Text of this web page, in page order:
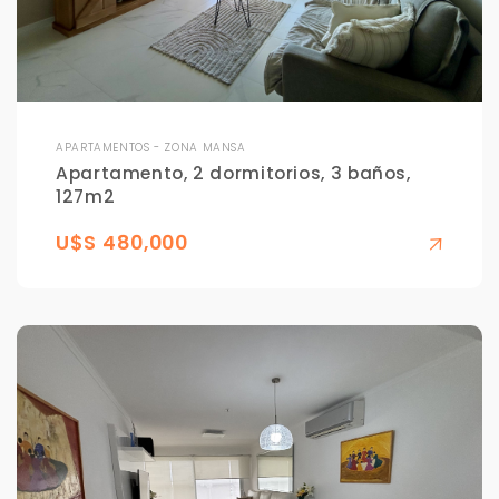
APARTAMENTOS - ZONA MANSA
Apartamento, 2 dormitorios, 3 baños,
127m2
U$S 480,000